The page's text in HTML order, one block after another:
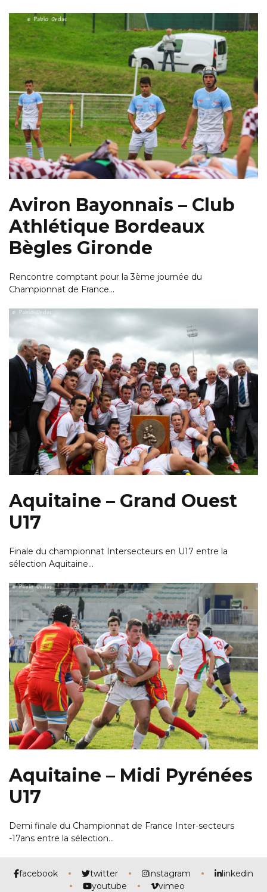
Aviron Bayonnais – Club
Athlétique Bordeaux
Bègles Gironde
Rencontre comptant pour la 3ème journée du
Championnat de France…
Aquitaine – Grand Ouest
U17
Finale du championnat Intersecteurs en U17 entre la
sélection Aquitaine…
Aquitaine – Midi Pyrénées
U17
Demi finale du Championnat de France Inter-secteurs
-17ans entre la sélection…
facebook twitter instagram
linkedin
youtube
vimeo